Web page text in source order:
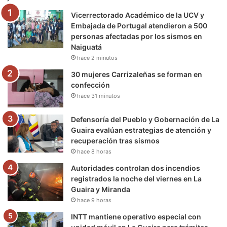
o
k
r
e
r
a
a
m
Vicerrectorado Académico de la UCV y
Embajada de Portugal atendieron a 500
personas afectadas por los sismos en
Naiguatá
hace 2 minutos
30 mujeres Carrizaleñas se forman en
confección
hace 31 minutos
Defensoría del Pueblo y Gobernación de La
Guaira evalúan estrategias de atención y
recuperación tras sismos
hace 8 horas
Autoridades controlan dos incendios
registrados la noche del viernes en La
Guaira y Miranda
hace 9 horas
INTT mantiene operativo especial con